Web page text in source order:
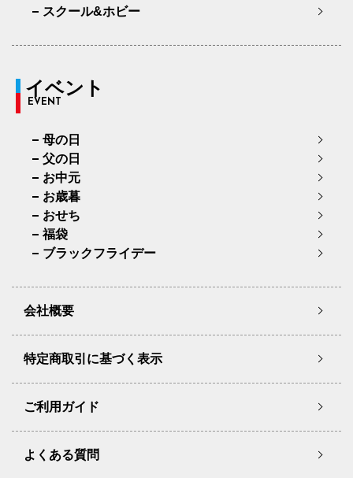
スクール&ホビー
イベント
EVENT
母の日
父の日
お中元
お歳暮
おせち
福袋
ブラックフライデー
会社概要
特定商取引に基づく表示
ご利用ガイド
よくある質問